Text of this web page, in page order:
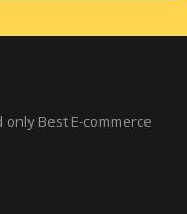
Best E-commerce